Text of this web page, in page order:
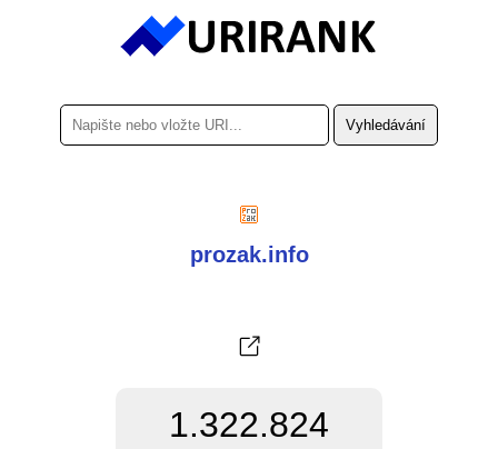
prozak.info
1.322.824